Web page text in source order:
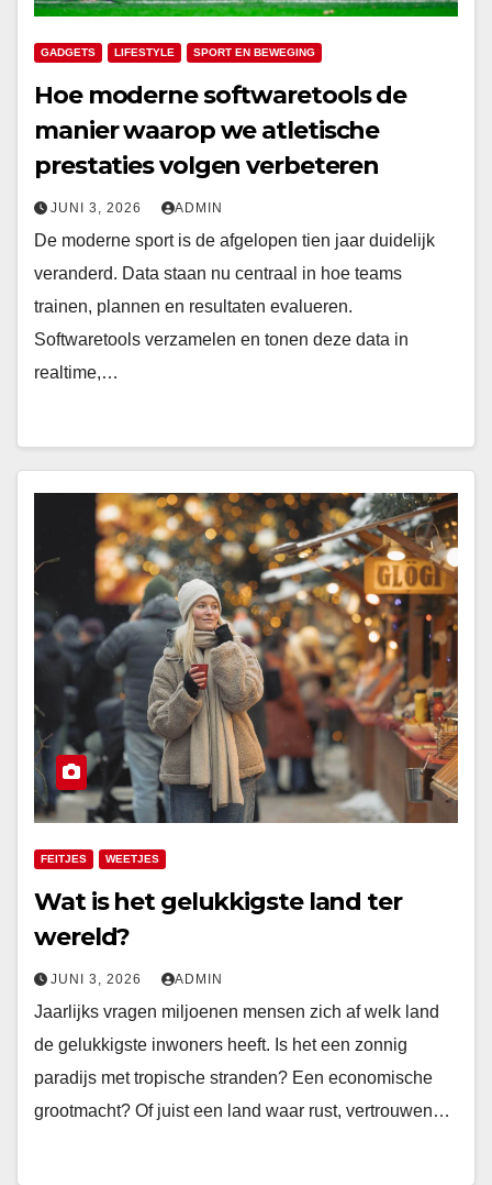
GADGETS LIFESTYLE SPORT EN BEWEGING
Hoe moderne softwaretools de
manier waarop we atletische
prestaties volgen verbeteren
JUNI 3, 2026 ADMIN
De moderne sport is de afgelopen tien jaar duidelijk
veranderd. Data staan ​​nu centraal in hoe teams
trainen, plannen en resultaten evalueren.
Softwaretools verzamelen en tonen deze data in
realtime,…
FEITJES WEETJES
Wat is het gelukkigste land ter
wereld?
JUNI 3, 2026 ADMIN
Jaarlijks vragen miljoenen mensen zich af welk land
de gelukkigste inwoners heeft. Is het een zonnig
paradijs met tropische stranden? Een economische
grootmacht? Of juist een land waar rust, vertrouwen…